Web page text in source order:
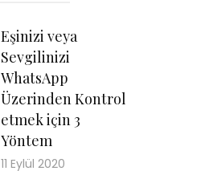
Eşinizi veya
Sevgilinizi
WhatsApp
Üzerinden Kontrol
etmek için 3
Yöntem
11 Eylül 2020